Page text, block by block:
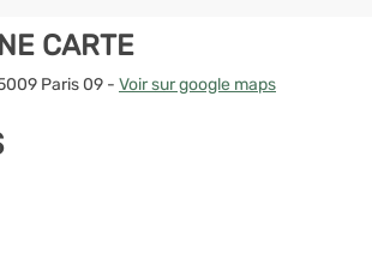
CARTE
Paris 09 - Voir sur google maps